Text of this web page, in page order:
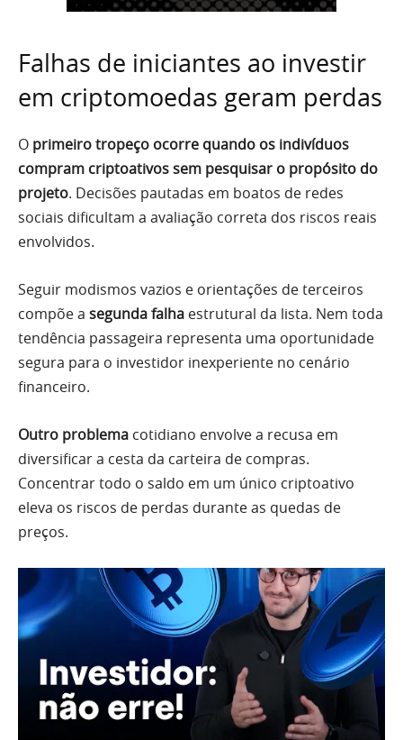
Falhas de iniciantes ao investir
em criptomoedas geram perdas
O primeiro tropeço ocorre quando os indivíduos
compram criptoativos sem pesquisar o propósito do
projeto. Decisões pautadas em boatos de redes
sociais dificultam a avaliação correta dos riscos reais
envolvidos.
Seguir modismos vazios e orientações de terceiros
compõe a segunda falha estrutural da lista. Nem toda
tendência passageira representa uma oportunidade
segura para o investidor inexperiente no cenário
financeiro.
Outro problema cotidiano envolve a recusa em
diversificar a cesta da carteira de compras.
Concentrar todo o saldo em um único criptoativo
eleva os riscos de perdas durante as quedas de
preços.